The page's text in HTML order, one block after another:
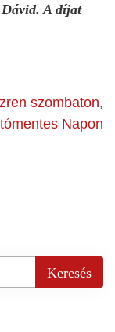
A díjat
szombaton,
Napon